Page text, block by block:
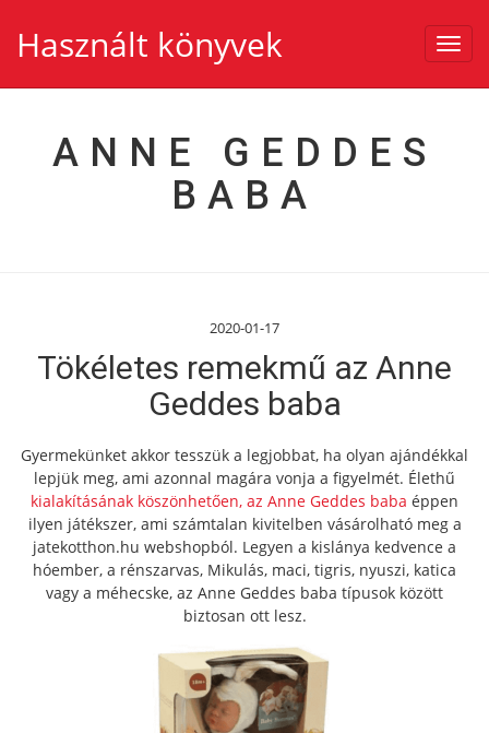
Használt könyvek
ANNE GEDDES
BABA
2020-01-17
Tökéletes remekmű az Anne
Geddes baba
Gyermekünket akkor tesszük a legjobbat, ha olyan ajándékkal
lepjük meg, ami azonnal magára vonja a figyelmét. Élethű
kialakításának köszönhetően, az Anne Geddes baba éppen
ilyen játékszer, ami számtalan kivitelben vásárolható meg a
jatekotthon.hu webshopból. Legyen a kislánya kedvence a
hóember, a rénszarvas, Mikulás, maci, tigris, nyuszi, katica
vagy a méhecske, az Anne Geddes baba típusok között
biztosan ott lesz.